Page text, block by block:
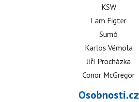
KSW
I am Figter
Sumó
Karlos Vémola
Jiří Procházka
Conor McGregor
Osobnosti.cz